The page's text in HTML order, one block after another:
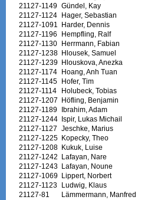
21127-1149 Gündel, Kay
21127-1124 Hager, Sebastian
21127-1091
Harder, Dennis
21127-1196
Hempfling, Ralf
21127-1130 Herrmann, Fabian
21127-1238 Hlousek, Samuel
21127-1239 Hlouskova, Anezka
21127-1174 Hoang, Anh Tuan
21127-1145 Hofer, Tim
21127-1114
Holubeck, Tobias
21127-1207 Höfling, Benjamin
21127-1189 Ibrahim, Adam
21127-1244 Ispir, Lukas Michail
21127-1127 Jeschke, Marius
21127-1225 Kopecky, Theo
21127-1208 Kukuk, Luise
21127-1242 Lafayan, Nare
21127-1243 Lafayan, Noune
21127-1069 Lippert, Norbert
21127-1123 Ludwig, Klaus
21127-81
Lämmermann, Manfred